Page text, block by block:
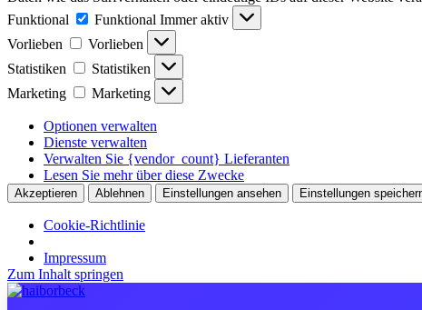
Funktional
Funktional Immer aktiv
Vorlieben
Vorlieben
Statistiken
Statistiken
Marketing
Marketing
Optionen verwalten
Dienste verwalten
Verwalten Sie {vendor_count} Lieferanten
Lesen Sie mehr über diese Zwecke
Akzeptieren Ablehnen Einstellungen ansehen Einstellungen
Cookie-Richtlinie
Impressum
Zum Inhalt springen